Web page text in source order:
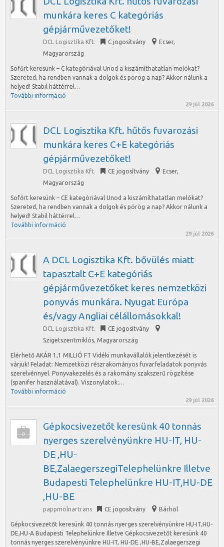
munkára keres C kategóriás
gépjárművezetőket!
DCL Logisztika Kft. C jogosítvány Ecser,
Magyarország
Sofőrt keresünk – C kategóriával Unod a kiszámíthatatlan melókat?
Szereted, ha rendben vannak a dolgok és pörög a nap? Akkor nálunk a
helyed! Stabil háttérrel…
További információ
29 júl 2026
DCL Logisztika Kft. hűtős fuvarozási
munkára keres C+E kategóriás
gépjárművezetőket!
DCL Logisztika Kft. CE jogosítvány Ecser,
Magyarország
Sofőrt keresünk – CE kategóriával Unod a kiszámíthatatlan melókat?
Szereted, ha rendben vannak a dolgok és pörög a nap? Akkor nálunk a
helyed! Stabil háttérrel…
További információ
29 júl 2026
A DCL Logisztika Kft. bővülés miatt
tapasztalt C+E kategóriás
gépjárművezetőket keres nemzetközi
ponyvás munkára. Nyugat Európa
és/vagy Angliai célállomásokkal!
DCL Logisztika Kft.
CE jogosítvány
Szigetszentmiklós, Magyarország
Elérhető AKÁR 1,1 MILLIÓ FT Vidéki munkavállalók jelentkezését is
várjuk! Feladat: Nemzetközi részrakományos fuvarfeladatok ponyvás
szerelvénnyel. Ponyvakezelés és a rakomány szakszerű rögzítése
(spanifer használatával). Viszonylatok:…
További információ
29 júl 2026
Gépkocsivezetőt keresünk 40 tonnás
nyerges szerelvényünkre HU-IT, HU-
DE ,HU-
BE,ZalaegerszegiTelephelünkre Illetve
Budapesti Telephelünkre HU-IT,HU-DE
,HU-BE
pappmolnartrans CE jogosítvány Bárhol
Gépkocsivezetőt keresünk 40 tonnás nyerges szerelvényünkre HU-IT,HU-
DE,HU-A Budapesti Telephelünkre Illetve Gépkocsivezetőt keresünk 40
tonnás nyerges szerelvényünkre HU-IT, HU-DE ,HU-BE,Zalaegerszegi